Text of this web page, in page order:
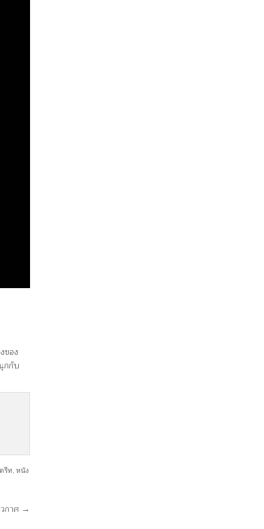
ของ
กกับ
รีท, หนัง
กาศ →